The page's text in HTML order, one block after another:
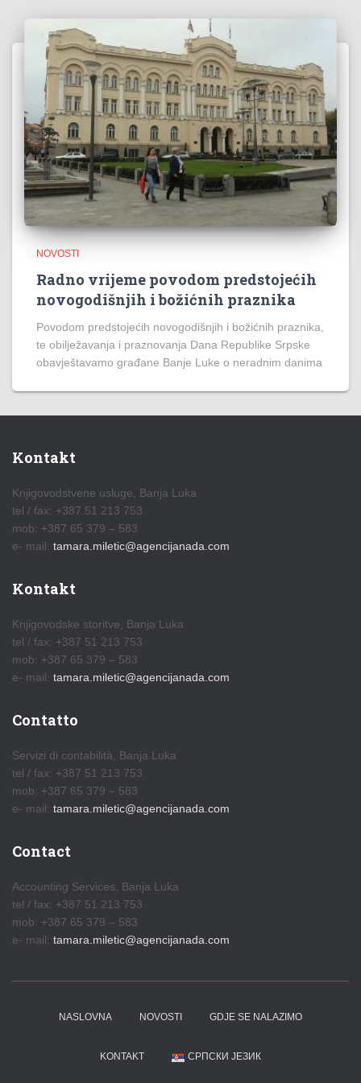
NOVOSTI
Radno vrijeme povodom predstojećih
novogodišnjih i božićnih praznika
Povodom predstojećih novogodišnjih i božićnih praznika,
te obilježavanja i praznovanja Dana Republike Srpske
obavještavamo građane Banje Luke o neradnim danima
Kontakt
Knjigovodstvene usluge, Banja Luka
tel / fax: +387 51 213 753
mob: +387 65 379 – 583
e- mail: tamara.miletic@agencijanada.com
Kontakt
Knjigovodske storitve, Banja Luka
tel / fax: +387 51 213 753
mob: +387 65 379 – 583
e- mail: tamara.miletic@agencijanada.com
Contatto
Servizi di contabilità, Banja Luka
tel / fax: +387 51 213 753
mob: +387 65 379 – 583
e- mail: tamara.miletic@agencijanada.com
Contact
Accounting Services, Banja Luka
tel / fax: +387 51 213 753
mob: +387 65 379 – 583
e- mail: tamara.miletic@agencijanada.com
NASLOVNA NOVOSTI GDJE SE NALAZIMO
KONTAKT СРПСКИ ЈЕЗИК